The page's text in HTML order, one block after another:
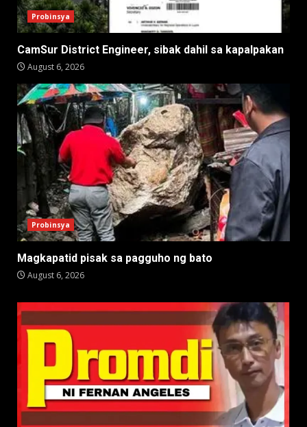
Probinsya
CamSur District Engineer, sibak dahil sa kapalpakan
August 6, 2026
Probinsya
Magkapatid pisak sa pagguho ng bato
August 6, 2026